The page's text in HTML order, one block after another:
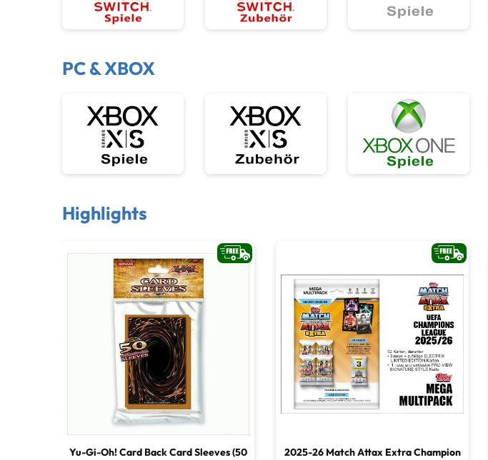
PC & XBOX
Highlights
Yu-Gi-Oh! Card Back Card Sleeves (50
2025-26 Match Attax Extra Champion